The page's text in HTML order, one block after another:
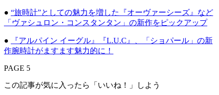
● “旅時計”としての魅力を増した『オーヴァーシーズ』など
「ヴァシュロン・コンスタンタン」の新作をピックアップ
●
『アルパイン イーグル』『L.U.C』、「ショパール」の新
作腕時計がますます魅力的に！
PAGE 5
この記事が気に入ったら「いいね！」しよう